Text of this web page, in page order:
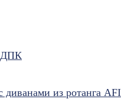
ДПК
диванами из ротанга